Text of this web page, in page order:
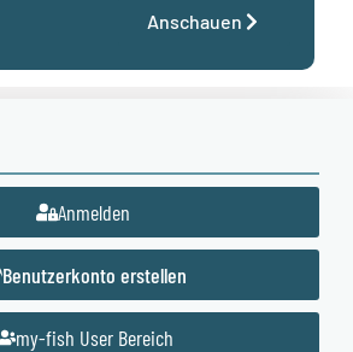
Anschauen
Anmelden
Benutzerkonto erstellen
my-fish User Bereich